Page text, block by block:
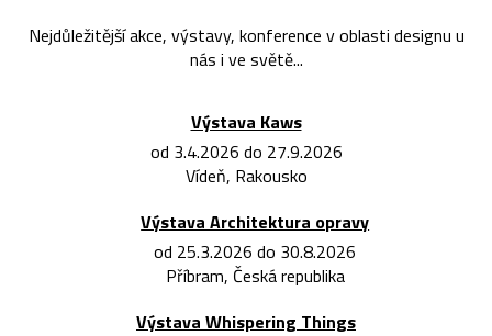
Nejdůležitější akce, výstavy, konference v oblasti designu u
nás i ve světě...
Výstava Kaws
od 3.4.2026 do 27.9.2026
Vídeň, Rakousko
Výstava Architektura opravy
od 25.3.2026 do 30.8.2026
Příbram, Česká republika
Výstava Whispering Things